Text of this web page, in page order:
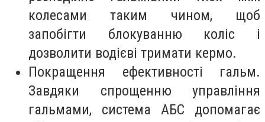
колесами таким чином, щоб
запобігти блокуванню коліс і
дозволити водієві тримати кермо.
Покращення ефективності гальм.
Завдяки спрощенню управління
гальмами, система АБС допомагає